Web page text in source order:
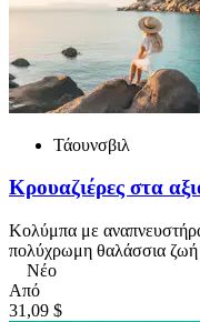
Τάουνσβιλ
Κρουαζιέρες στα
Κολύμπα με
πολύχρωμη θαλάσσια ζωή
Νέο
Από
31,09 $